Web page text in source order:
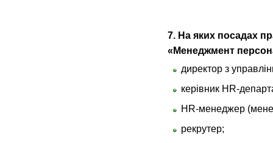
7. На яких посадах
«Менеджмент
директор з
керівник HR-
HR-менеджер
рекрутер;